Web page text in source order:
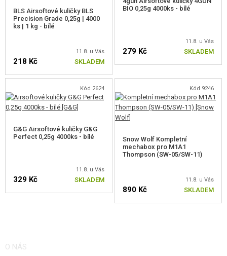
BLS Airsoftové kuličky BLS
Precision Grade 0,25g | 4000
ks | 1 kg - bílé
11.8. u Vás
218 Kč SKLADEM
BIO 0,25g 4000ks - bílé
11.8. u Vás
279 Kč SKLADEM
Kód 2624
G&G Airsoftové kuličky G&G
Perfect 0,25g 4000ks - bílé
11.8. u Vás
329 Kč SKLADEM
Kód 9246
Snow Wolf Kompletní
mechabox pro M1A1
Thompson (SW-05/SW-11)
11.8. u Vás
890 Kč SKLADEM
O NÁS